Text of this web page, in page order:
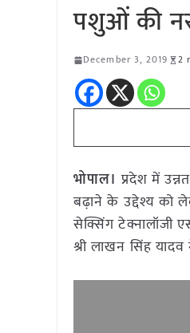
पशुओं की
December 3, 2019 2
भोपाल। प्रदेश में
बढ़ाने के उद्देश्य को
सेक्सिंग टेक्नालॉजी
श्री लाखन सिंह